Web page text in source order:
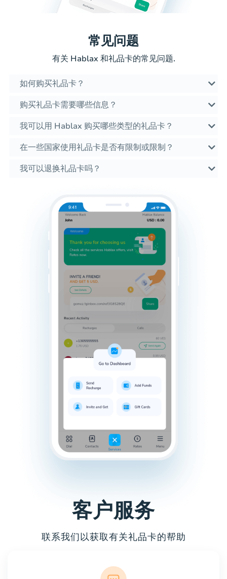
常见问题
有关 Hablax 和礼品卡的常见问题.
如何购买礼品卡？
购买礼品卡需要哪些信息？
我可以用 Hablax 购买哪些类型的礼品卡？
在一些国家使用礼品卡是否有限制或限制？
我可以退换礼品卡吗？
客户服务
联系我们以获取有关礼品卡的帮助